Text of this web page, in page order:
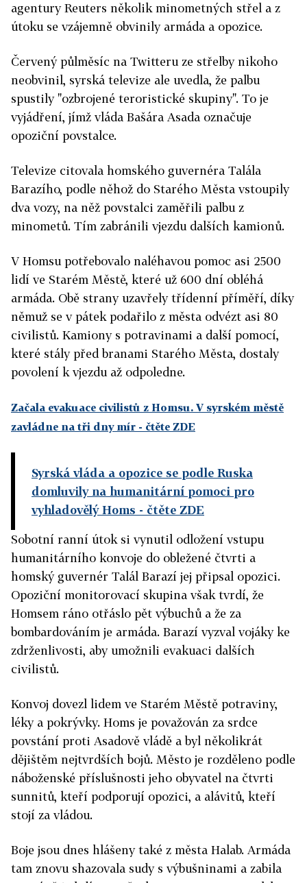
agentury Reuters několik minometných střel a z
útoku se vzájemně obvinily armáda a opozice.
Červený půlměsíc na Twitteru ze střelby nikoho
neobvinil, syrská televize ale uvedla, že palbu
spustily "ozbrojené teroristické skupiny". To je
vyjádření, jímž vláda Bašára Asada označuje
opoziční povstalce.
Televize citovala homského guvernéra Talála
Barazího, podle něhož do Starého Města vstoupily
dva vozy, na něž povstalci zaměřili palbu z
minometů. Tím zabránili vjezdu dalších kamionů.
V Homsu potřebovalo naléhavou pomoc asi 2500
lidí ve Starém Městě, které už 600 dní obléhá
armáda. Obě strany uzavřely třídenní příměří, díky
němuž se v pátek podařilo z města odvézt asi 80
civilistů. Kamiony s potravinami a další pomocí,
které stály před branami Starého Města, dostaly
povolení k vjezdu až odpoledne.
Začala evakuace civilistů z Homsu. V syrském městě
zavládne na tři dny mír - čtěte ZDE
Syrská vláda a opozice se podle Ruska
domluvily na humanitární pomoci pro
vyhladovělý Homs - čtěte ZDE
Sobotní ranní útok si vynutil odložení vstupu
humanitárního konvoje do obležené čtvrti a
homský guvernér Talál Barazí jej připsal opozici.
Opoziční monitorovací skupina však tvrdí, že
Homsem ráno otřáslo pět výbuchů a že za
bombardováním je armáda. Barazí vyzval vojáky ke
zdrženlivosti, aby umožnili evakuaci dalších
civilistů.
Konvoj dovezl lidem ve Starém Městě potraviny,
léky a pokrývky. Homs je považován za srdce
povstání proti Asadově vládě a byl několikrát
dějištěm nejtvrdších bojů. Město je rozděleno podle
náboženské příslušnosti jeho obyvatel na čtvrti
sunnitů, kteří podporují opozici, a alávitů, kteří
stojí za vládou.
Boje jsou dnes hlášeny také z města Halab. Armáda
tam znovu shazovala sudy s výbušninami a zabila